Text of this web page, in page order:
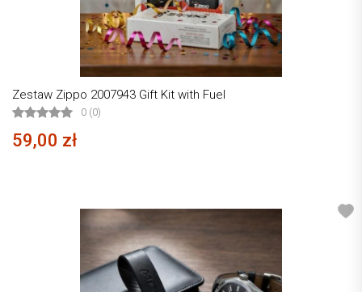
Zestaw Zippo 2007943 Gift Kit with Fuel
0 (0)
59,00 zł